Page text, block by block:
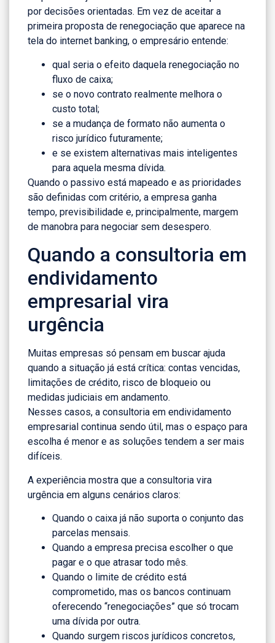
por decisões orientadas. Em vez de aceitar a
primeira proposta de renegociação que aparece na
tela do internet banking, o empresário entende:
qual seria o efeito daquela renegociação no
fluxo de caixa;
se o novo contrato realmente melhora o
custo total;
se a mudança de formato não aumenta o
risco jurídico futuramente;
e se existem alternativas mais inteligentes
para aquela mesma dívida.
Quando o passivo está mapeado e as prioridades
são definidas com critério, a empresa ganha
tempo, previsibilidade e, principalmente, margem
de manobra para negociar sem desespero.
Quando a consultoria em
endividamento
empresarial vira
urgência
Muitas empresas só pensam em buscar ajuda
quando a situação já está crítica: contas vencidas,
limitações de crédito, risco de bloqueio ou
medidas judiciais em andamento.
Nesses casos, a consultoria em endividamento
empresarial continua sendo útil, mas o espaço para
escolha é menor e as soluções tendem a ser mais
difíceis.
A experiência mostra que a consultoria vira
urgência em alguns cenários claros:
Quando o caixa já não suporta o conjunto das
parcelas mensais.
Quando a empresa precisa escolher o que
pagar e o que atrasar todo mês.
Quando o limite de crédito está
comprometido, mas os bancos continuam
oferecendo “renegociações” que só trocam
uma dívida por outra.
Quando surgem riscos jurídicos concretos,